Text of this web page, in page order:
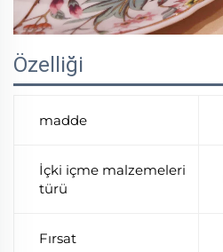
Özelliği
madde
İçki içme malzemeleri
türü
Fırsat